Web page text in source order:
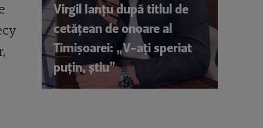
Virgil Ianțu după titlul de
cetățean de onoare al
Timișoarei: „V-ați speriat
puțin, știu”